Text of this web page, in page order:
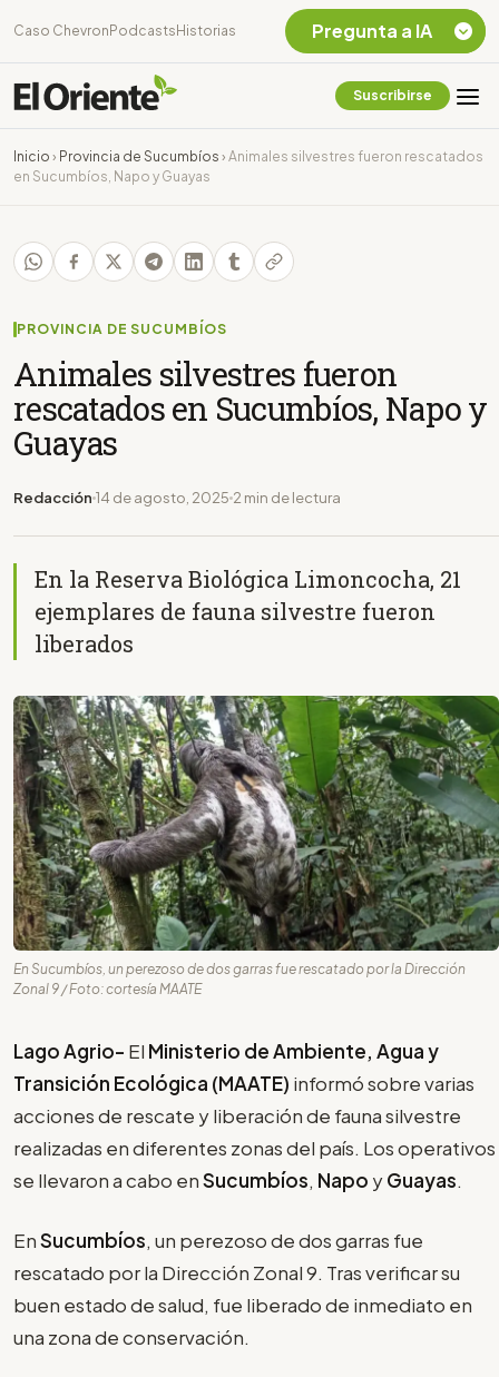
Caso Chevron Podcasts Historias
Suscribirse
Inicio › Provincia de Sucumbíos › Animales silvestres fueron rescatados
en Sucumbíos, Napo y Guayas
PROVINCIA DE SUCUMBÍOS
Animales silvestres fueron
rescatados en Sucumbíos, Napo y
Guayas
Redacción 14 de agosto, 2025 2 min de lectura
En la Reserva Biológica Limoncocha, 21
ejemplares de fauna silvestre fueron
liberados
En Sucumbíos, un perezoso de dos garras fue rescatado por la Dirección
Zonal 9 / Foto: cortesía MAATE
Lago Agrio- El Ministerio de Ambiente, Agua y
Transición Ecológica (MAATE) informó sobre varias
acciones de rescate y liberación de fauna silvestre
realizadas en diferentes zonas del país. Los operativos
se llevaron a cabo enSucumbíos, Napo yGuayas.
EnSucumbíos, un perezoso de dos garras fue
rescatado por la Dirección Zonal 9. Tras verificar su
buen estado de salud, fue liberado de inmediato en
una zona de conservación.
Pregunta a IA
Chevron Ecuador